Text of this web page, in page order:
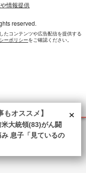
情報提供
reserved.
たコンテンツや広告配信を提供する
ーポリシーをご確認ください。
×
もオススメ】
大統領(83)がん闘
息子「見ているの